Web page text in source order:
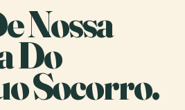
Nossa
Do
Socorro.